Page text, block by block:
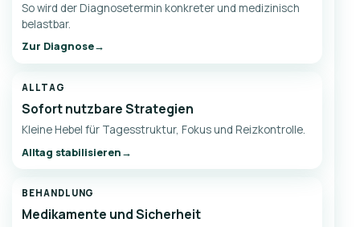
So wird der Diagnosetermin konkreter und medizinisch
belastbar.
Zur Diagnose
ALLTAG
Sofort nutzbare Strategien
Kleine Hebel für Tagesstruktur, Fokus und Reizkontrolle.
Alltag stabilisieren
BEHANDLUNG
Medikamente und Sicherheit